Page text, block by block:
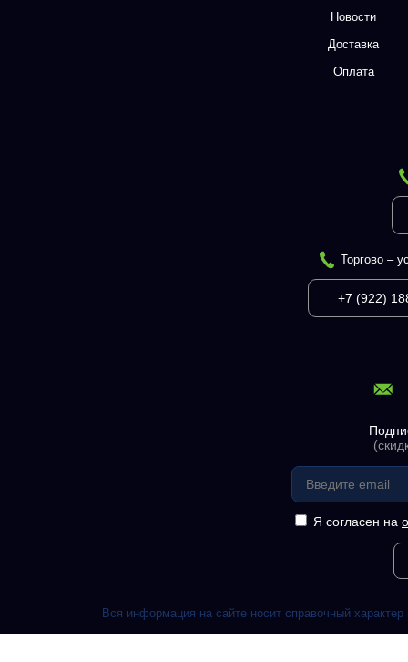
Новости
Доставка
Оплата
Торгово –
+7 (922)
Я согласен на
Вся информация на сайте носит справочный